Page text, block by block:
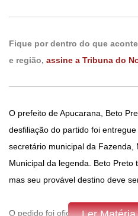
Fique por dentro do que
e região, assine a Tribuna do
O prefeito de Apucarana, Beto
desfiliação do partido foi
secretário municipal da
Municipal da legenda. Beto Preto
mas seu provável destino deve
O pedido foi oficializado em uma